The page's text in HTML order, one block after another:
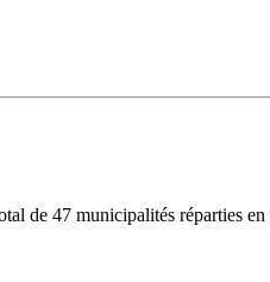
de 47 municipalités réparties